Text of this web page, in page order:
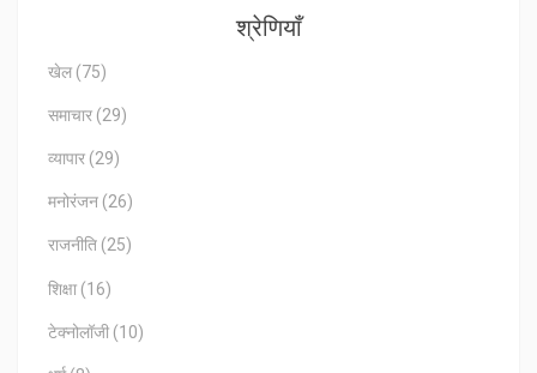
श्रेणियाँ
खेल (75)
समाचार (29)
व्यापार (29)
मनोरंजन (26)
राजनीति (25)
शिक्षा (16)
टेक्नोलॉजी (10)